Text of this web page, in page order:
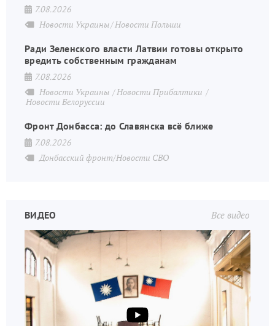
7.08.2026
Новости Украины Новости Польши
Ради Зеленского власти Латвии готовы открыто
вредить собственным гражданам
7.08.2026
Новости Украины
Новости Прибалтики
Новости Белоруссии
Фронт Донбасса: до Славянска всё ближе
7.08.2026
Донбасский фронт/Новости СВО
Все видео
ВИДЕО